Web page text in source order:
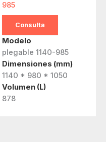
985
Consulta
Modelo
plegable 1140-985
Dimensiones (mm)
1140 * 980 * 1050
Volumen (L)
878